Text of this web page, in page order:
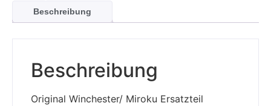
Beschreibung
Beschreibung
Original Winchester/ Miroku Ersatzteil